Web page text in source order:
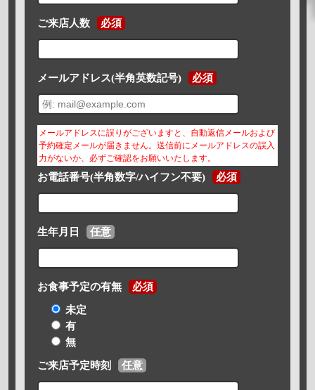
ご来店人数 必須
メールアドレス(半角英数記号) 必須
メールアドレスに誤りがございますと、自動返信メールおよび
予約確定メールが届きません。送信前にメールアドレスの誤入
力がないか、必ずご確認をお願いいたします。
お電話番号(半角数字/ハイフン不要) 必須
生年月日 任意
お食事予定の有無 必須
未定
有
無
ご来店予定時刻 任意